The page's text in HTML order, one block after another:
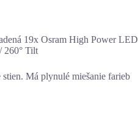
19x Osram High Power LED
260° Tilt
Má plynulé miešanie farieb